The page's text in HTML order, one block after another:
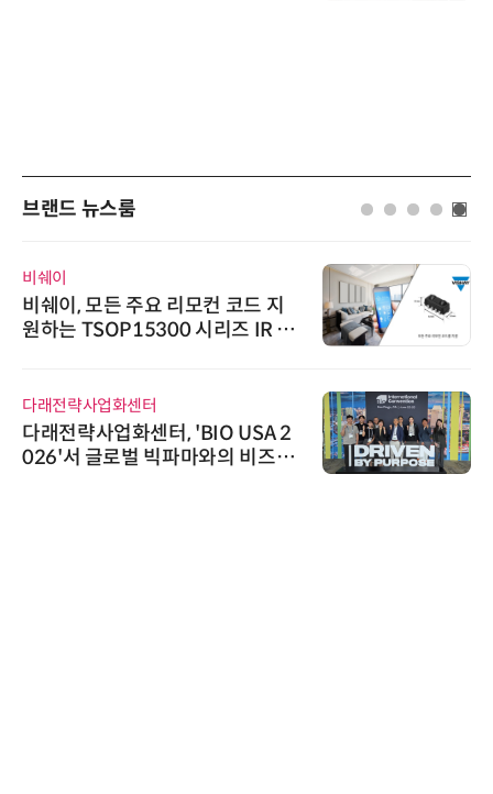
브랜드 뉴스룸
비쉐이
비쉐이, 모든 주요 리모컨 코드 지
원하는 TSOP15300 시리즈 IR 수
다래전략사업화센터
다래전략사업화센터, 'BIO USA 2
026'서 글로벌 빅파마와의 비즈니